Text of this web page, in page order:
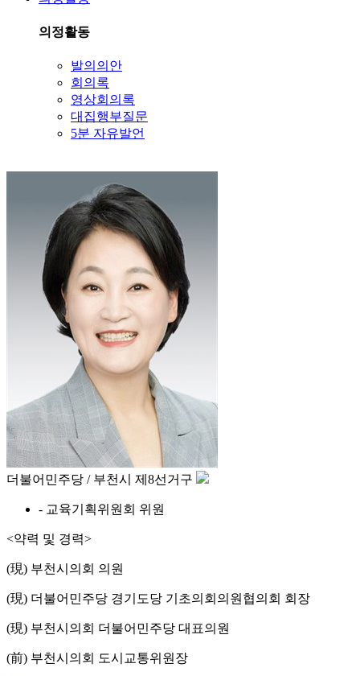
의정활동
발의의안
회의록
영상회의록
대집행부질문
5분 자유발언
더불어민주당 / 부천시 제8선거구
- 교육기획위원회 위원
<약력 및 경력>
(現) 부천시의회 의원
(現) 더불어민주당 경기도당 기초의회의원협의회 회장
(現) 부천시의회 더불어민주당 대표의원
(前) 부천시의회 도시교통위원장